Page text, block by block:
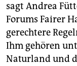
sagt Andrea
Forums Fairer
gerechtere
Ihm gehören
Naturland und